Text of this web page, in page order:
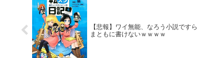
【悲報】ワイ無能、なろう小説ですら
まともに書けないｗｗｗｗ